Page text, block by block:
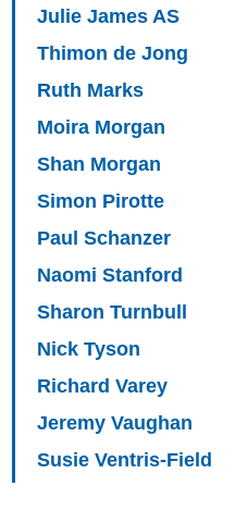
Julie James AS
Thimon de Jong
Ruth Marks
Moira Morgan
Shan Morgan
Simon Pirotte
Paul Schanzer
Naomi Stanford
Sharon Turnbull
Nick Tyson
Richard Varey
Jeremy Vaughan
Susie Ventris-Field